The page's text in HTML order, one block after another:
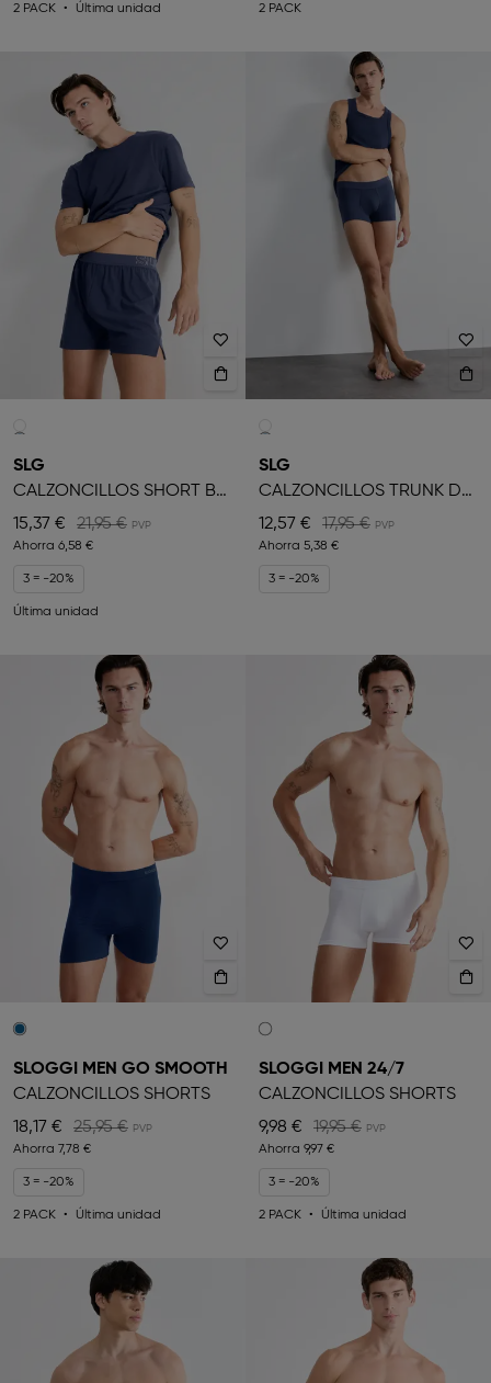
2 PACK Última unidad 2 PACK
SLG
CALZONCILLOS SHORT BÓXER
15,37 €
21,95 €
Ahorra 6,58 €
3 = -20%
Última unidad
SLG
CALZONCILLOS TRUNK DE HOMBRE
12,57 €
17,95 €
Ahorra 5,38 €
3 = -20%
SLOGGI MEN GO SMOOTH
CALZONCILLOS SHORTS
18,17 €
25,95 €
Ahorra 7,78 €
3 = -20%
2 PACK Última unidad
SLOGGI MEN 24/7
CALZONCILLOS SHORTS
9,98 €
19,95 €
Ahorra 9,97 €
3 = -20%
2 PACK Última unidad